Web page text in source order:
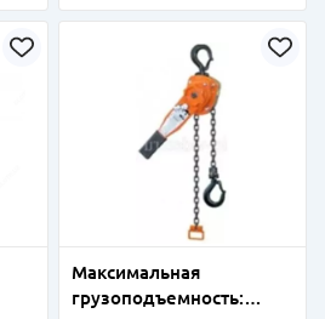
Максимальная
грузоподъемность: